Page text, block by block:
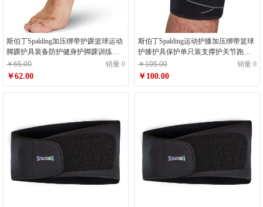
斯伯丁Spalding加压绑带护踝篮球运动
脚踝护具装备防护健身护脚踝训练
SP8001黑色均码
￥65.00 销量 0
￥62.00
斯伯丁Spalding运动护膝加压绑带篮球
护膝护具保护单只装支撑护关节跑步
护膝SP8008黑色均码
￥105.00 销量 0
￥100.00